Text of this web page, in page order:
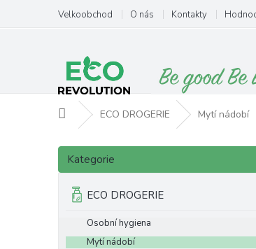
obsah
Velkoobchod O nás Kontakty
Domů ECO DROGERIE Mytí nádobí
P
s
Přeskočit
kategorie
Kategorie
ECO DROGERIE
Osobní hygiena
Mytí nádobí